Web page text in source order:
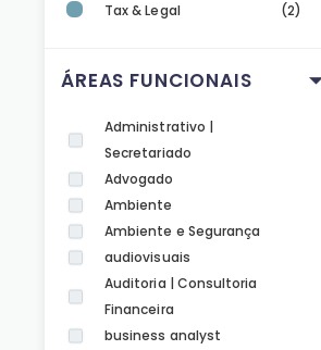
Tax & Legal
(2)
ÁREAS FUNCIONAIS
Administrativo |
Secretariado
Advogado
Ambiente
Ambiente e Segurança
audiovisuais
Auditoria | Consultoria
Financeira
business analyst